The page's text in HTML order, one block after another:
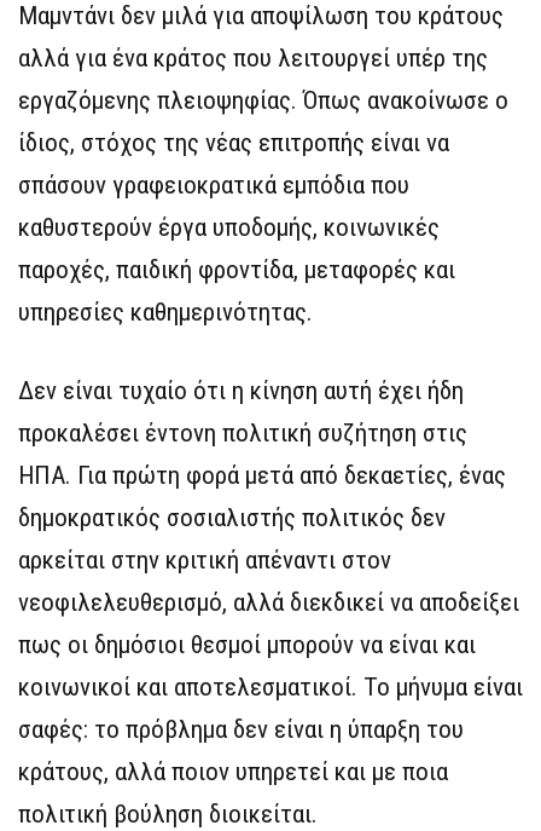
Μαμντάνι δεν μιλά για αποψίλωση του κράτους
αλλά για ένα κράτος που λειτουργεί υπέρ της
εργαζόμενης πλειοψηφίας. Όπως ανακοίνωσε ο
ίδιος, στόχος της νέας επιτροπής είναι να
σπάσουν γραφειοκρατικά εμπόδια που
καθυστερούν έργα υποδομής, κοινωνικές
παροχές, παιδική φροντίδα, μεταφορές και
υπηρεσίες καθημερινότητας.
Δεν είναι τυχαίο ότι η κίνηση αυτή έχει ήδη
προκαλέσει έντονη πολιτική συζήτηση στις
ΗΠΑ. Για πρώτη φορά μετά από δεκαετίες, ένας
δημοκρατικός σοσιαλιστής πολιτικός δεν
αρκείται στην κριτική απέναντι στον
νεοφιλελευθερισμό, αλλά διεκδικεί να αποδείξει
πως οι δημόσιοι θεσμοί μπορούν να είναι και
κοινωνικοί και αποτελεσματικοί. Το μήνυμα είναι
σαφές: το πρόβλημα δεν είναι η ύπαρξη του
κράτους, αλλά ποιον υπηρετεί και με ποια
πολιτική βούληση διοικείται.